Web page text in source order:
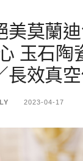
美莫蘭
玉石陶
長效真
2023-04-17